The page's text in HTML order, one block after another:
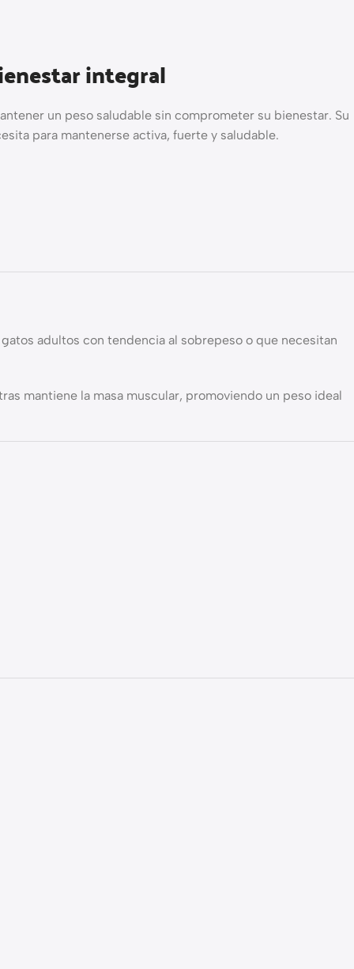
integral
un peso saludable sin comprometer su bienestar. Su
para mantenerse activa, fuerte y saludable.
adultos con tendencia al sobrepeso o que necesitan
mantiene la masa muscular, promoviendo un peso ideal